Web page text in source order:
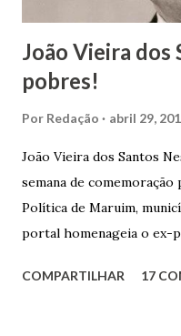
João Vieira dos
pobres!
Por Redação abril 29,
João Vieira dos Santos
semana de comemoração
Política de Maruim,
portal homenageia o ex-
Vieira dos Santos e
COMPARTILHAR 17